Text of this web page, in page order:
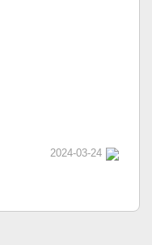
2024-03-24